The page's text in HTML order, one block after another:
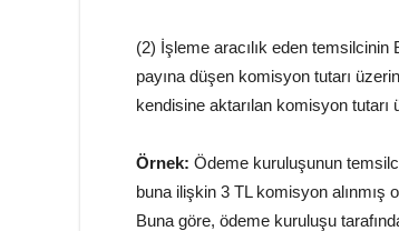
(2) İşleme aracılık eden
payına düşen komisyon tutarı
kendisine aktarılan komisyon
Örnek: Ödeme kuruluşunun
buna ilişkin 3 TL komisyon alınmış
Buna göre, ödeme kuruluşu